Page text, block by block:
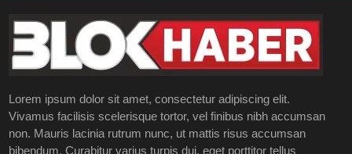
Lorem ipsum dolor sit amet, consectetur adipiscing elit.
Vivamus facilisis scelerisque tortor, vel finibus nibh accumsan
non. Mauris lacinia rutrum nunc, ut mattis risus accumsan
bibendum. Curabitur varius turpis dui, eget porttitor tellus